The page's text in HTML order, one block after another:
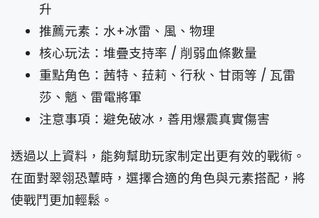
升
推薦元素：水+冰雷、風、物理
核心玩法：堆疊支持率 / 削弱血條數量
重點角色：茜特、菈莉、行秋、甘雨等 / 瓦雷
莎、魈、雷電將軍
注意事項：避免破冰，善用爆震真實傷害
透過以上資料，能夠幫助玩家制定出更有效的戰術。
在面對翠翎恐蕈時，選擇合適的角色與元素搭配，將
使戰鬥更加輕鬆。